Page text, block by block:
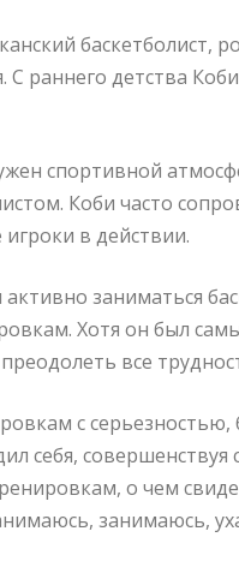
баскетболист,
раннего детства
спортивной
Коби часто
в действии.
заниматься
Хотя он был
все
с
себя,
о чем
занимаюсь,